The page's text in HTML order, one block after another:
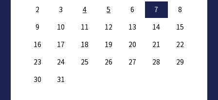
2
3 4 5 6 7
8
9
10 11 12 13 14
15
16
17 18 19 20 21
22
23
24 25 26 27 28
29
30
31